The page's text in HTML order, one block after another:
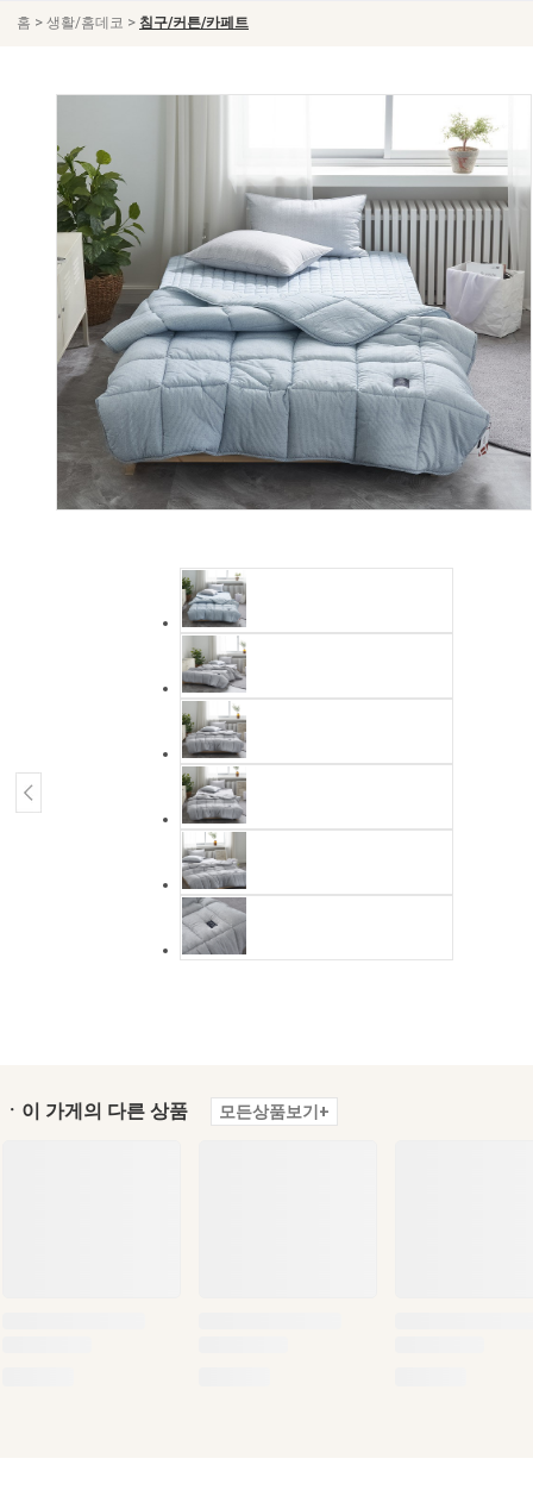
홈 > 생활/홈데코 > 침구/커튼/카페트
ㆍ이 가게의 다른 상품 모든상품보기+